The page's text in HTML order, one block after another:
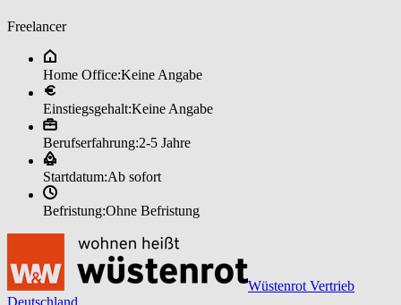
Freelancer
Home Office:Keine Angabe
Einstiegsgehalt:Keine Angabe
Berufserfahrung:2-5 Jahre
Startdatum:Ab sofort
Befristung:Ohne Befristung
Wüstenrot Vertrieb
Deutschland